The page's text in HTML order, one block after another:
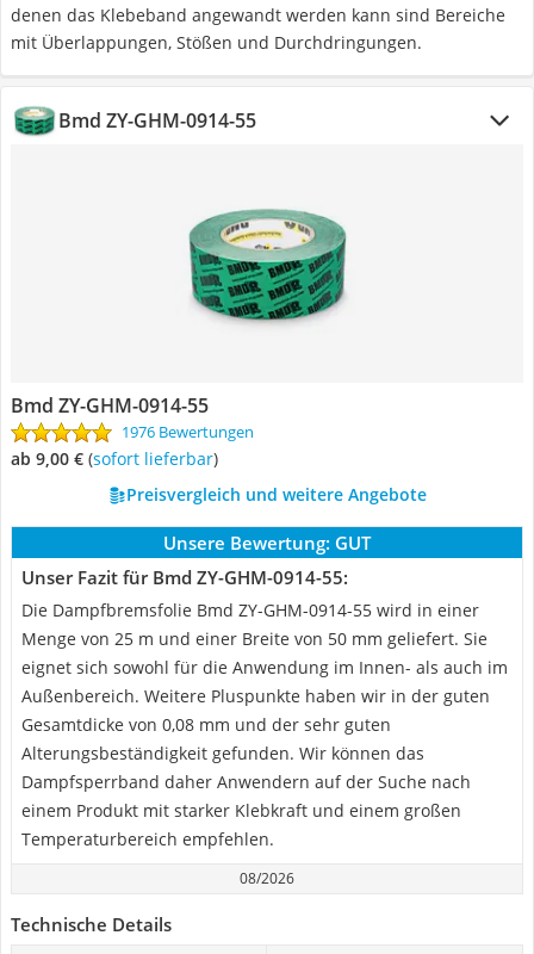
denen das Klebeband angewandt werden kann sind Bereiche
mit Überlappungen, Stößen und Durchdringungen.
Bmd ZY-GHM-0914-55
Bmd ZY-GHM-0914-55
1976 Bewertungen
ab 9,00 € ( Sofort lieferbar)
Preisvergleich und weitere Angebote
Unsere Bewertung: GUT
Unser Fazit für Bmd ZY-GHM-0914-55:
Die Dampfbremsfolie Bmd ZY-GHM-0914-55 wird in einer
Menge von 25 m und einer Breite von 50 mm geliefert. Sie
eignet sich sowohl für die Anwendung im Innen- als auch im
Außenbereich. Weitere Pluspunkte haben wir in der guten
Gesamtdicke von 0,08 mm und der sehr guten
Alterungsbeständigkeit gefunden. Wir können das
Dampfsperrband daher Anwendern auf der Suche nach
einem Produkt mit starker Klebkraft und einem großen
Temperaturbereich empfehlen.
08/2026
Technische Details